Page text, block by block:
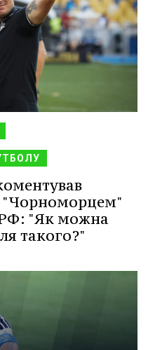
"Чорноморцем"
РФ: "Як можна
такого?"